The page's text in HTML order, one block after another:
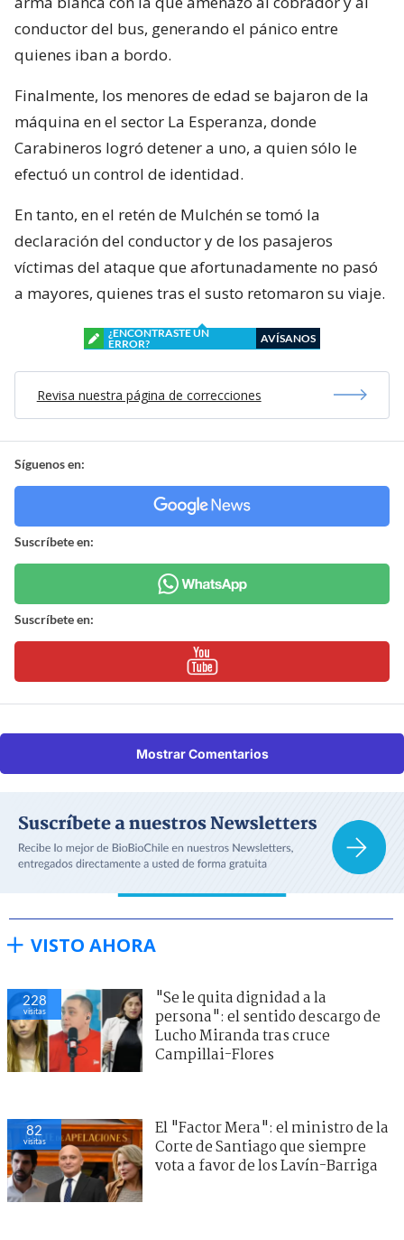
conductor del bus, generando el pánico entre
quienes iban a bordo.
Finalmente, los menores de edad se bajaron de la
máquina en el sector La Esperanza, donde
Carabineros logró detener a uno, a quien sólo le
efectuó un control de identidad.
En tanto, en el retén de Mulchén se tomó la
declaración del conductor y de los pasajeros
víctimas del ataque que afortunadamente no pasó
a mayores, quienes tras el susto retomaron su viaje.
¿ENCONTRASTE UN
ERROR?
AVÍSANOS
Revisa nuestra página de correcciones
Síguenos en:
Suscríbete en:
Suscríbete en:
Mostrar Comentarios
VISTO AHORA
228
visitas
"Se le quita dignidad a la
persona": el sentido descargo de
Lucho Miranda tras cruce
Campillai-Flores
82
visitas
El "Factor Mera": el ministro de la
Corte de Santiago que siempre
vota a favor de los Lavín-Barriga